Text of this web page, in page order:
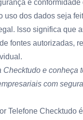
e conformidade
uso dos dados seja
Isso significa que
fontes autorizadas,
Checktudo e conheça
com
Telefone Checktudo